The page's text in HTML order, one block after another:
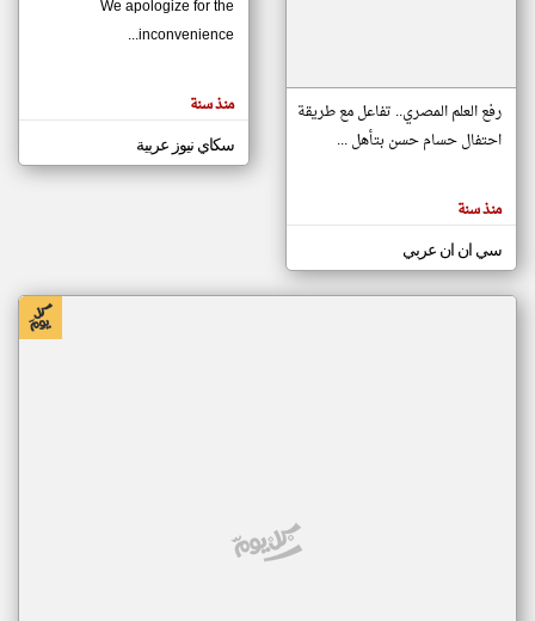
مصادر الأخبار من موريتانيا
اخبار موريتانيا على مدار الساعة
أهم اخبار موريتانيا العاجلة والمباشرة
المقالات
الموجوده
هنا عن
رفع العلم المصري.. تفاعل مع طريقة
احتفال حسام حسن بتأهل ...
منذ سنة
سي ان ان عربي
We apologize for the
inconvenience...
منذ سنة
سكاي نيوز عربية
klyoum.com